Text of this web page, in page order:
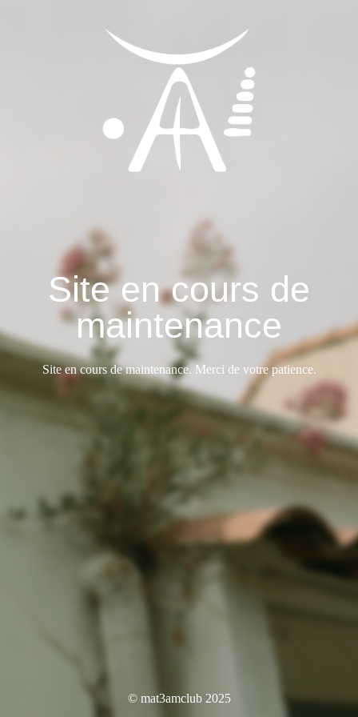
Site en cours de
maintenance
Site en cours de maintenance. Merci de votre patience.
© mat3amclub 2025